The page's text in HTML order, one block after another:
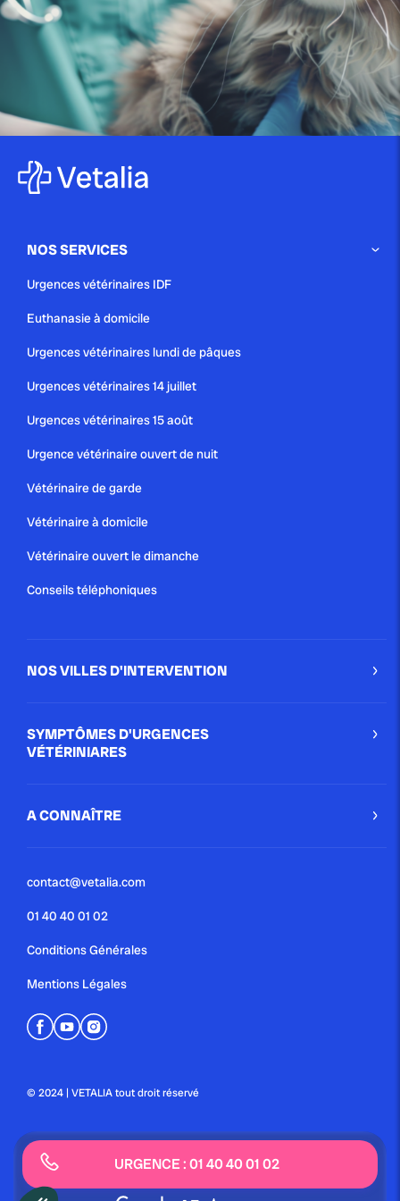
URGENCE : 01 40 40 01 02
publié le 18 juillet 2025 par Christophe Le Dref
causes, symptômes...
publié le 12 juillet 2025 par Christophe Le Dref
se gratte jusqu’au sang...
NOS SERVICES
Urgences vétérinaires IDF
Euthanasie à domicile
Urgences vétérinaires lundi de pâques
Urgences vétérinaires 14 juillet
Urgences vétérinaires 15 août
Urgence vétérinaire ouvert de nuit
Vétérinaire de garde
Vétérinaire à domicile
Vétérinaire ouvert le dimanche
Conseils téléphoniques
NOS VILLES D'INTERVENTION
SYMPTÔMES D'URGENCES
VÉTÉRINIARES
A CONNAÎTRE
contact@vetalia.com
01 40 40 01 02
Conditions Générales
Mentions Légales
© 2024 | VETALIA tout droit réservé